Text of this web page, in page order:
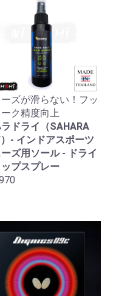
ズが滑らない！フッ
ーク精度向上
ドライ（SAHARA
）- インドアスポーツ
ズ用ソール - ドライ
プスプレー